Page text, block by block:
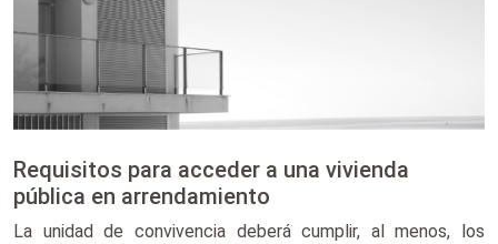
Requisitos para acceder a una vivienda
pública en arrendamiento
La unidad de convivencia deberá cumplir, al menos, los